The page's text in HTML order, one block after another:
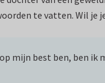
te vatten. Wil je
mijn best ben, ben ik